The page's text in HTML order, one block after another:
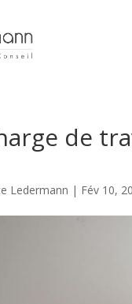
de
Ledermann | Fév 10,